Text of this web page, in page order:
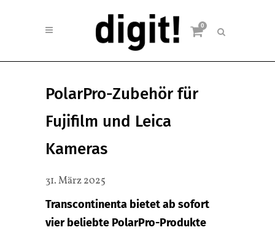
0
PolarPro-Zubehör für
Fujifilm und Leica
Kameras
31. März 2025
Transcontinenta bietet ab sofort
vier beliebte PolarPro-Produkte